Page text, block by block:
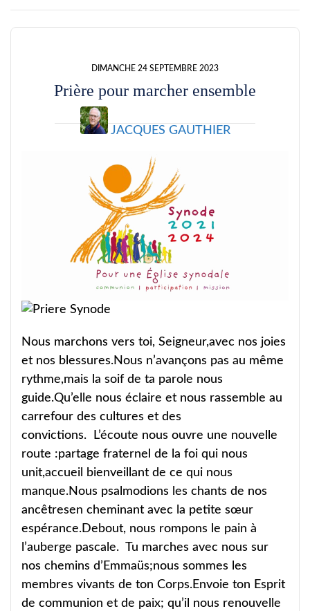
DIMANCHE 24 SEPTEMBRE 2023
Prière pour marcher ensemble
JACQUES GAUTHIER
Nous marchons vers toi, Seigneur,avec nos joies
et nos blessures.Nous n’avançons pas au même
rythme,mais la soif de ta parole nous
guide.Qu’elle nous éclaire et nous rassemble au
carrefour des cultures et des
convictions. L’écoute nous ouvre une nouvelle
route :partage fraternel de la foi qui nous
unit,accueil bienveillant de ce qui nous
manque.Nous psalmodions les chants de nos
ancêtresen cheminant avec la petite sœur
espérance.Debout, nous rompons le pain à
l’auberge pascale. Tu marches avec nous sur
nos chemins d’Emmaüs;nous sommes les
membres vivants de ton Corps.Envoie ton Esprit
de communion et de paix; qu’il nous renouvelle